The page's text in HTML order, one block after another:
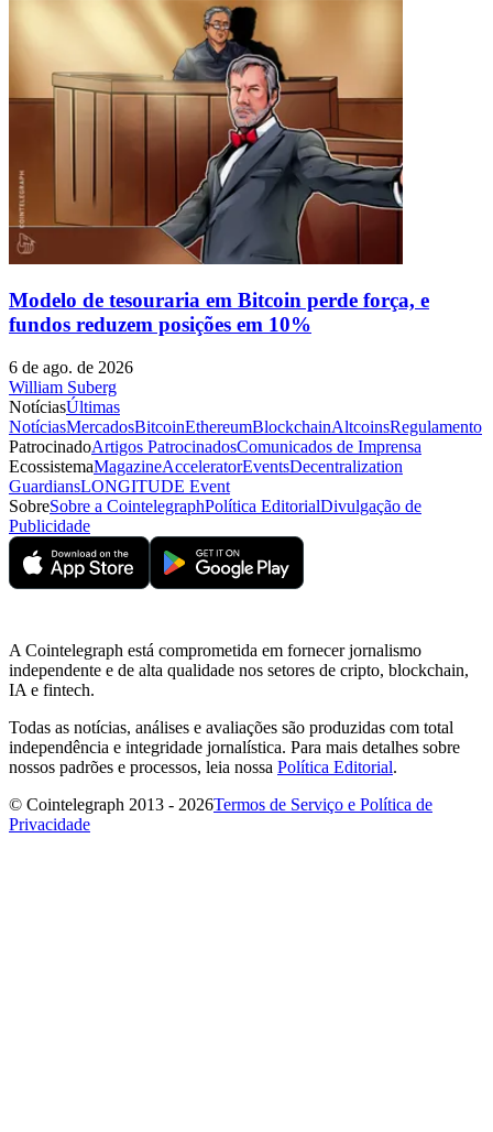
Modelo de tesouraria em Bitcoin perde força, e
fundos reduzem posições em 10%
6 de ago. de 2026
William Suberg
NotíciasÚltimas
NotíciasMercadosBitcoinEthereumBlockchainAltcoinsRegulamento
PatrocinadoArtigos PatrocinadosComunicados de Imprensa
EcossistemaMagazineAcceleratorEventsDecentralization
GuardiansLONGITUDE Event
SobreSobre a CointelegraphPolítica EditorialDivulgação de
Publicidade
A Cointelegraph está comprometida em fornecer jornalismo
independente e de alta qualidade nos setores de cripto, blockchain,
IA e fintech.
Todas as notícias, análises e avaliações são produzidas com total
independência e integridade jornalística. Para mais detalhes sobre
nossos padrões e processos, leia nossa Política Editorial.
© Cointelegraph 2013 - 2026Termos de Serviço e Política de
Privacidade